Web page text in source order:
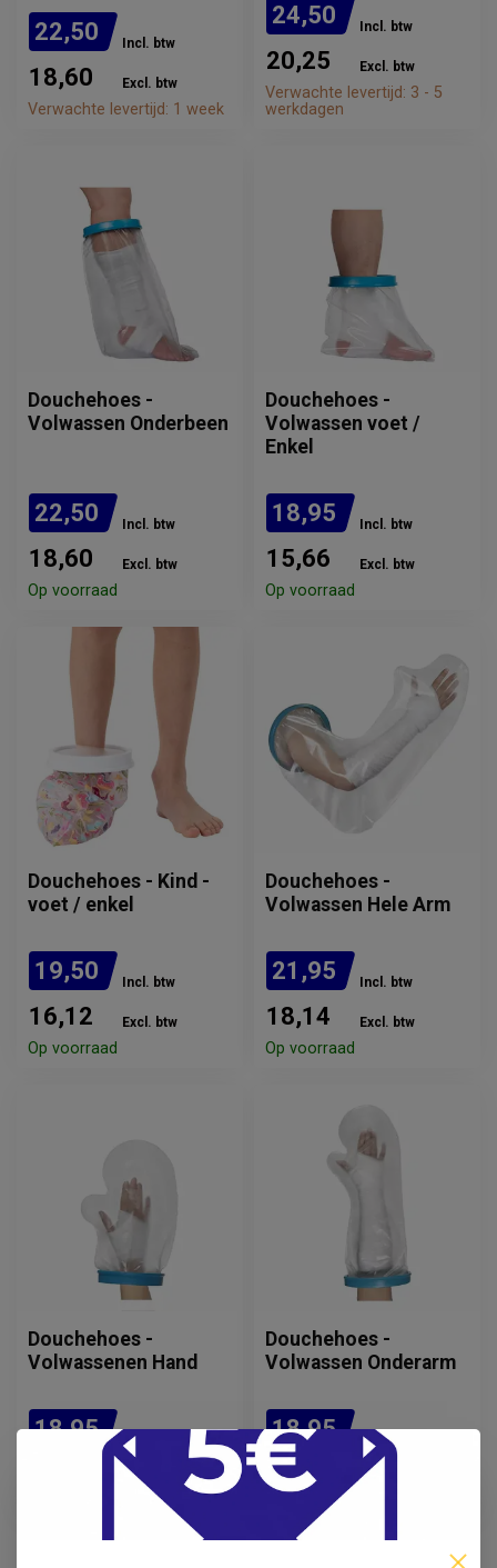
22,50 Incl. btw
18,60 Excl. btw
Verwachte levertijd: 1 week
24,50 Incl. btw
20,25 Excl. btw
Verwachte levertijd: 3 - 5
werkdagen
Douchehoes -
Volwassen Onderbeen
22,50 Incl. btw
18,60 Excl. btw
Op voorraad
Douchehoes -
Volwassen voet /
Enkel
18,95 Incl. btw
15,66 Excl. btw
Op voorraad
Douchehoes - Kind -
voet / enkel
19,50 Incl. btw
16,12 Excl. btw
Op voorraad
Douchehoes -
Volwassen Hele Arm
21,95 Incl. btw
18,14 Excl. btw
Op voorraad
Douchehoes -
Volwassenen Hand
18,95 Incl. btw
Excl. btw
Douchehoes -
Volwassen Onderarm
18,95 Incl. btw
15,66 Excl. btw
Op voorraad